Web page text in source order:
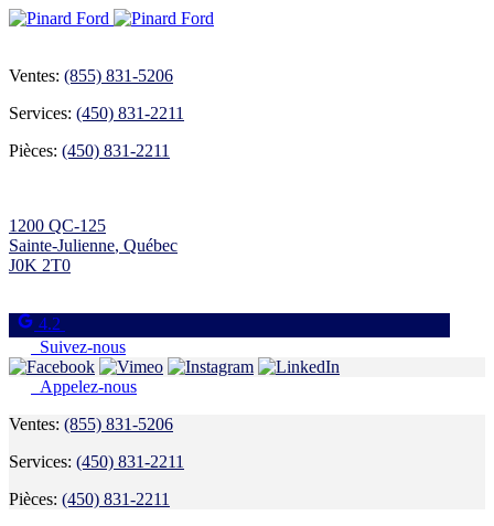
Ventes: (855) 831-5206
Services: (450) 831-2211
Pièces: (450) 831-2211
1200 QC-125
Sainte-Julienne, Québec
J0K 2T0
4.2
Suivez-nous
Appelez-nous
Ventes: (855) 831-5206
Services: (450) 831-2211
Pièces: (450) 831-2211